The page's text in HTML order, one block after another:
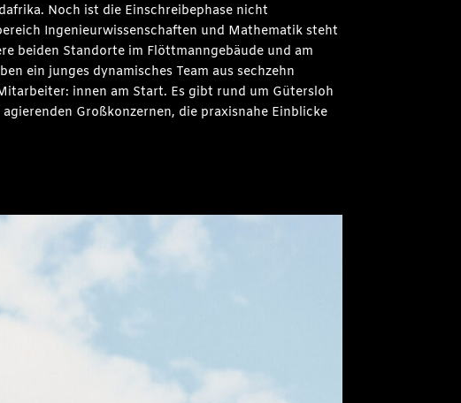
Noch ist die Einschreibephase nicht
Ingenieurwissenschaften und Mathematik steht
beiden Standorte im Flöttmanngebäude und am
ein junges dynamisches Team aus sechzehn
innen am Start. Es gibt rund um Gütersloh
Großkonzernen, die praxisnahe Einblicke